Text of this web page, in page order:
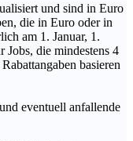
und sind in Euro
die in Euro oder in
am 1. Januar, 1.
die mindestens 4
basieren
eventuell anfallende